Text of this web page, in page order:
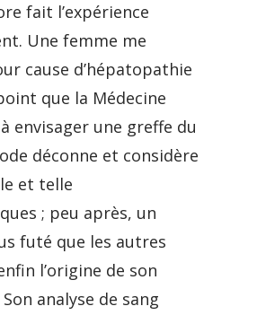
fait l’expérience
Une femme me
cause d’hépatopathie
que la Médecine
envisager une greffe du
déconne et considère
et telle
; peu après, un
futé que les autres
l’origine de son
analyse de sang